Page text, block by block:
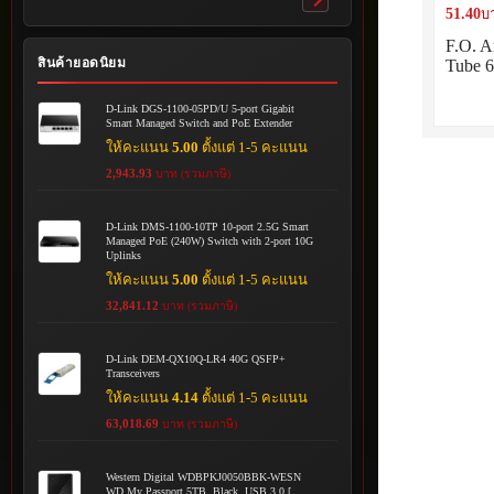
51.40บ
F.O.
Tube
Toggle
submenu
สินค้ายอดนิยม
D-Link DGS-1100-05PD/U 5-port Gigabit
Smart Managed Switch and PoE Extender
ให้คะแนน5.00 ตั้งแต่ 1-5 คะแนน
2,943.93 บาท (รวมภาษี)
D-Link DMS-1100-10TP 10-port 2.5G Smart
Managed PoE (240W) Switch with 2-port 10G
Uplinks
ให้คะแนน5.00 ตั้งแต่ 1-5 คะแนน
32,841.12 บาท (รวมภาษี)
D-Link DEM-QX10Q-LR4 40G QSFP+
Transceivers
ให้คะแนน4.14 ตั้งแต่ 1-5 คะแนน
63,018.69 บาท (รวมภาษี)
Western Digital WDBPKJ0050BBK-WESN